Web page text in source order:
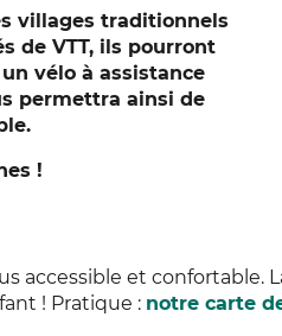
villages traditionnels
de VTT, ils pourront
vélo à assistance
permettra ainsi de
!
accessible et confortable.
! Pratique : notre carte